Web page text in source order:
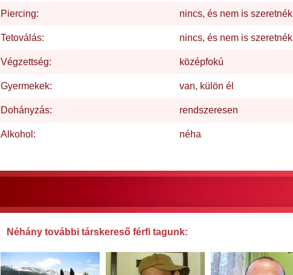
Piercing: nincs, és nem is szeretnék
Tetoválás: nincs, és nem is szeretnék
Végzettség: középfokú
Gyermekek: van, külön él
Dohányzás: rendszeresen
Alkohol: néha
Néhány további társkereső férfi tagunk: